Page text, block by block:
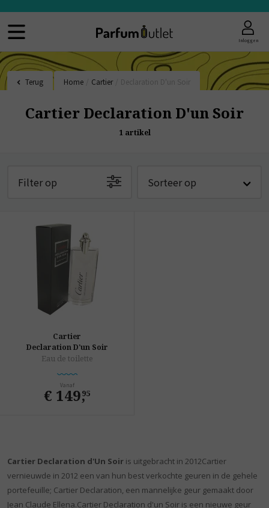
Inloggen
Terug Home Cartier
Cartier Declaration D'un Soir
1 artikel
Filter op Sorteer op
Cartier
Declaration D'un Soir
Eau de toilette
Vanaf
€ 149,
95
Cartier Declaration d'Un Soir is uitgebracht in 2012Cartier
vernieuwde in 2012 een van hun best verkochte geuren in de gehele
portefeuille; Cartier Declaration, een mannelijke geur gemaakt door
Jean Claude Ellena.Cartier Declaration d'un Soir is een nieuwe geur